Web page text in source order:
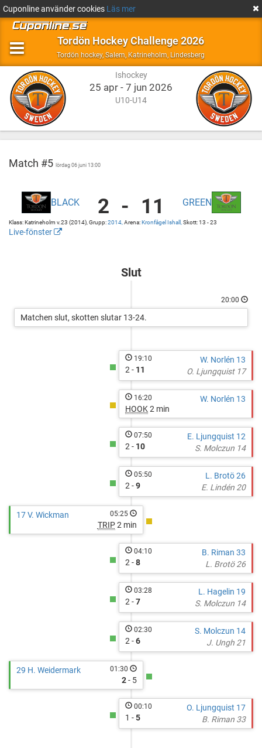
Cuponline använder cookies Läs mer
Tordön Hockey Challenge 2026
Tordön hockey,Ishockey
Salem, Katrineholm, LindesbergSalem,
Katrineholm,
Lindesberg
Ishockey
25 apr - 7 jun 2026
U10-U14
Match #5 lördag 06 juni 13:00
Tordön
Hockey
-
Kronfågel
Ishall
Kronfågel
BLACK 2 - 11 GREEN
Klass: Katrineholm v.23 (2014), Grupp:2014, Arena:Kronfågel Ishall, Skott: 13 - 23
Live-fönster
Slut
20:00
Matchen slut, skotten slutar 13-24.
W. Norlén 13
O. Ljungquist 17
19:10
2 - 11
W. Norlén 13
16:20
HOOK2 min
E. Ljungquist 12
S. Molczun 14
07:50
2 - 10
L. Brotö 26
E. Lindén 20
05:50
2 -9
17 V. Wickman 05:25
TRIP2 min
B. Riman 33
L. Brotö 26
04:10
2 -8
L. Hagelin 19
S. Molczun 14
03:28
2 -7
S. Molczun 14
J. Ungh 21
02:30
2 -6
29 H. Weidermark 01:30
2- 5
O. Ljungquist 17
B. Riman 33
00:10
1 -5